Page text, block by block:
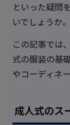
といった疑問
いでしょうか。
この記事では
式の服装の基
やコーディネ
成人式のス